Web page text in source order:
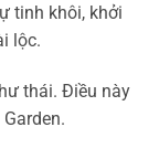
tinh khôi, khởi
lộc.
thái. Điều này